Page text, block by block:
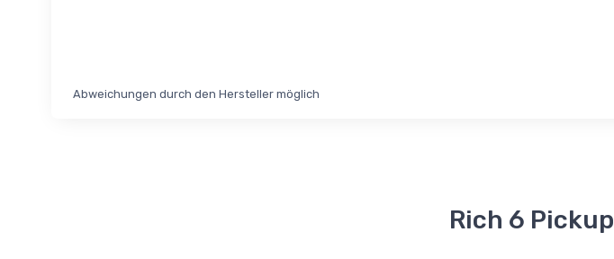
Abweichungen durch den Hersteller möglich
Rich 6